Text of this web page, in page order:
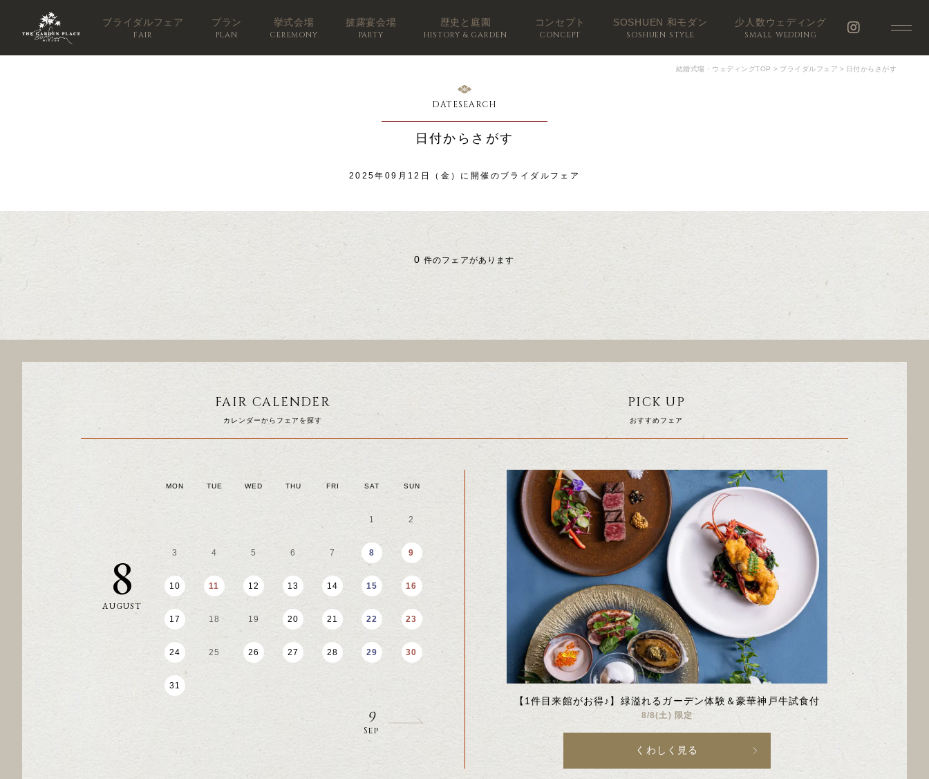
ブライダルフェア
FAIR
プラン
PLAN
挙式会場
CEREMONY
披露宴会場
PARTY
歴史と庭園
HISTORY & GARDEN
コンセプト
CONCEPT
SOSHUEN 和モダン
SOSHUEN STYLE
少人数ウェディング
SMALL WEDDING
結婚式場・ウェディングTOP > ブライダルフェア > 日付からさがす
DATESEARCH
日付からさがす
2025年09月12日（金）に開催のブライダルフェア
0 件のフェアがあります
FAIR CALENDER
カレンダーからフェアを探す
8
AUGUST
MON TUE WED THU FRI SAT SUN
1 2
3 4 5 6 7 8 9
10 11 12 13 14 15 16
17 18 19 20 21 22 23
24 25 26 27 28 29 30
31
9
Sep
9
MON TUE WED FRI SAT SUN
1 3 5
8 9 10 11 12 13
16 17 18 19 20
22 23 24 25
29 30
10
Oct
10
OCTOBER
PICK UP
おすすめフェア
【1件目来館がお得♪】緑溢れるガーデン体験＆豪華神戸牛試食付
8/8(土) 限定
くわしく見る